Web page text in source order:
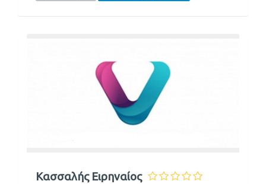
Κασσαλής Ειρηναίος